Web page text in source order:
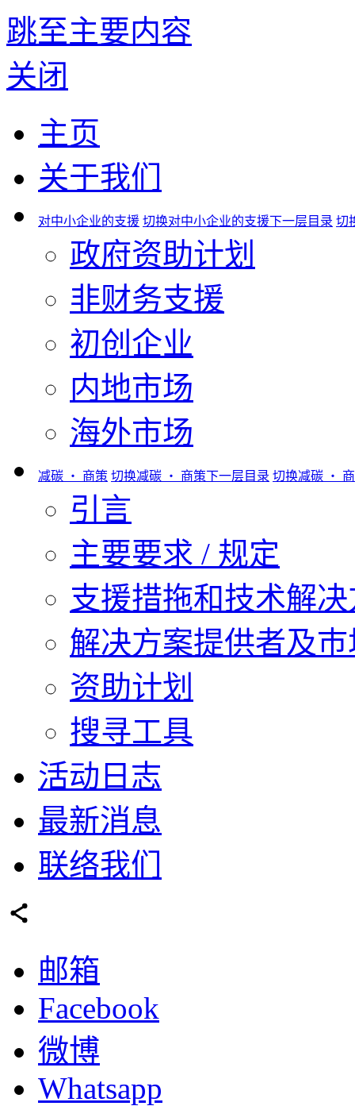
跳至主要内容
关闭
主页
关于我们
对中小企业的支援 切换对中小企业的支援下一层目录 切
政府资助计划
非财务支援
初创企业
内地市场
海外市场
减碳 ‧ 商策 切换减碳 ‧ 商策下一层目录 切换减碳 ‧
引言
主要要求 / 规定
支援措拖和技术解
解决方案提供者及
资助计划
搜寻工具
活动日志
最新消息
联络我们
邮箱
Facebook
微博
Whatsapp